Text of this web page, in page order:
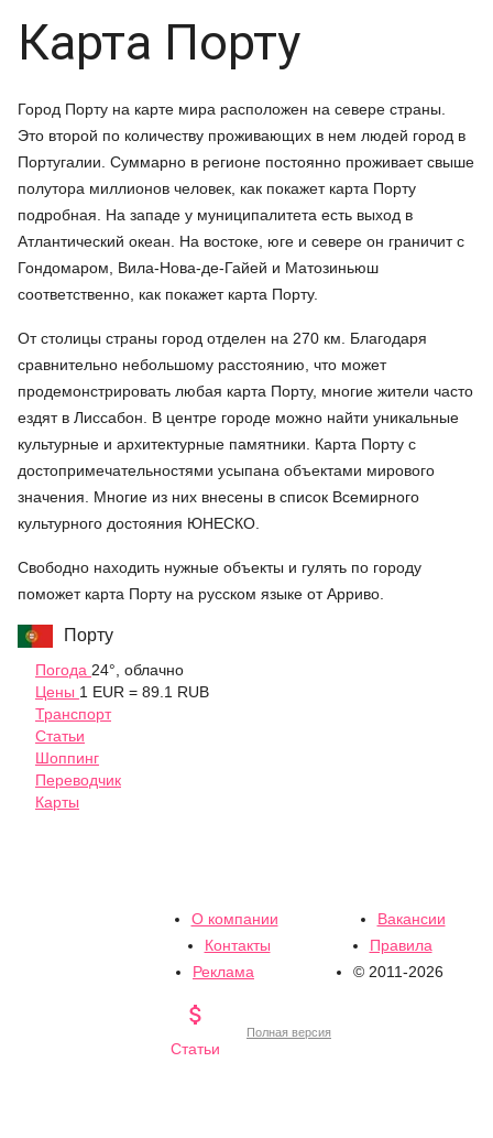
Карта Порту
Город Порту на карте мира расположен на севере страны.
Это второй по количеству проживающих в нем людей город в
Португалии. Суммарно в регионе постоянно проживает свыше
полутора миллионов человек, как покажет карта Порту
подробная. На западе у муниципалитета есть выход в
Атлантический океан. На востоке, юге и севере он граничит с
Гондомаром, Вила-Нова-де-Гайей и Матозиньюш
соответственно, как покажет карта Порту.
От столицы страны город отделен на 270 км. Благодаря
сравнительно небольшому расстоянию, что может
продемонстрировать любая карта Порту, многие жители часто
ездят в Лиссабон. В центре городе можно найти уникальные
культурные и архитектурные памятники. Карта Порту с
достопримечательностями усыпана объектами мирового
значения. Многие из них внесены в список Всемирного
культурного достояния ЮНЕСКО.
Свободно находить нужные объекты и гулять по городу
поможет карта Порту на русском языке от Арриво.
Порту
Погода 24°, облачно
Цены 1 EUR = 89.1 RUB
Транспорт
Статьи
Шоппинг
Переводчик
Карты
О компании
Вакансии
Контакты
Правила
Реклама
© 2011-2026

Статьи
Полная версия